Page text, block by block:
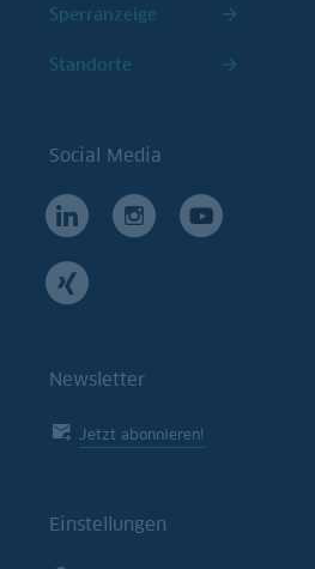
Sperranzeige
Standorte
Social Media
Newsletter
Jetzt abonnieren!
Einstellungen